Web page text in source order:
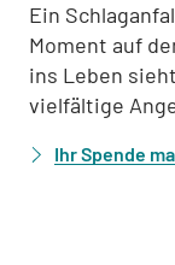
Ein
Moment auf
ins Leben
vielfältige
Ihr Spende